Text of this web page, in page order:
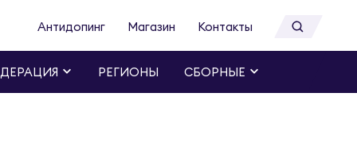
Антидопинг Магазин Контакты
РЕГИОНЫ СБОРНЫЕ